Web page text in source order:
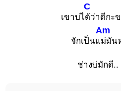
เขาบ่ไ
C
ด้ว่าดีกะ
จักเป็นแ
Am
ม่มัน
ช่างบ่มักดี..